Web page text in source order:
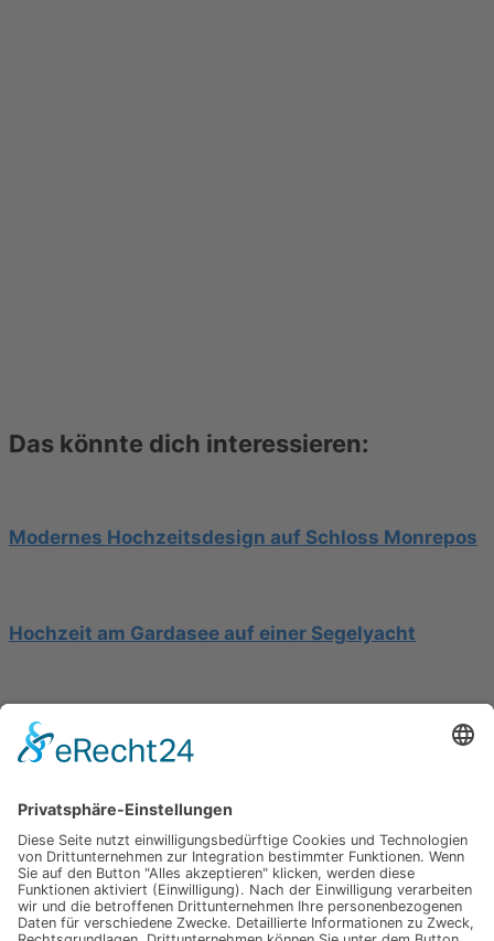
Das könnte dich interessieren:
Modernes Hochzeitsdesign auf Schloss Monrepos
Hochzeit am Gardasee auf einer Segelyacht
Mediterrane Hochzeit unter Mimosen
Impressum
Werbung
About
Einsendung